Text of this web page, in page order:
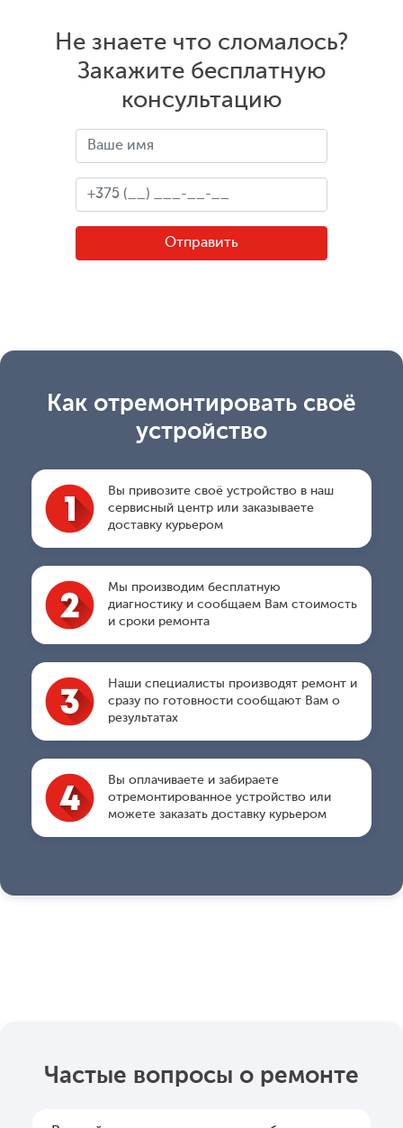
Не знаете что сломалось?
Закажите бесплатную
консультацию
Как отремонтировать своё
устройство
Вы привозите своё устройство в наш
сервисный центр или заказываете
доставку курьером
Мы производим бесплатную
диагностику и сообщаем Вам стоимость
и сроки ремонта
Наши специалисты производят ремонт и
сразу по готовности сообщают Вам о
результатах
Вы оплачиваете и забираете
отремонтированное устройство или
можете заказать доставку курьером
Частые вопросы о ремонте